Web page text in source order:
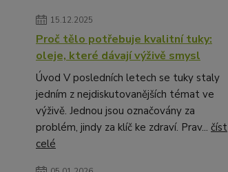
15.12.2025
Proč tělo potřebuje kvalitní tuky:
oleje, které dávají výživě smysl
Úvod V posledních letech se tuky staly
jedním z nejdiskutovanějších témat ve
výživě. Jednou jsou označovány za
problém, jindy za klíč ke zdraví. Prav... číst
celé